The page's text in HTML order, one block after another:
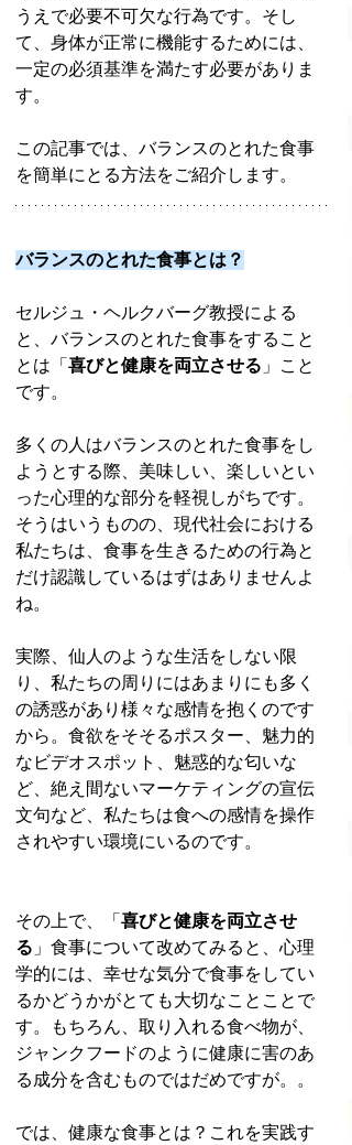
うえで必要不可欠な行為です。そし
て、身体が正常に機能するためには、
一定の必須基準を満たす必要がありま
す。
この記事では、バランスのとれた食事
を簡単にとる方法をご紹介します。
バランスのとれた食事とは？
セルジュ・ヘルクバーグ教授による
と、バランスのとれた食事をすること
とは「 喜びと健康を両立させる 」こと
です。
多くの人はバランスのとれた食事をし
ようとする際、美味しい、楽しいとい
った心理的な部分を軽視しがちです。
そうはいうものの、現代社会における
私たちは、食事を生きるための行為と
だけ認識しているはずはありませんよ
ね。
実際、仙人のような生活をしない限
り、私たちの周りにはあまりにも多く
の誘惑があり様々な感情を抱くのです
から。食欲をそそるポスター、魅力的
なビデオスポット、魅惑的な匂いな
ど、絶え間ないマーケティングの宣伝
文句など、私たちは食への感情を操作
されやすい環境にいるのです。
その上で、「 喜びと健康を両立させ
る 」食事について改めてみると、心理
学的には、幸せな気分で食事をしてい
るかどうかがとても大切なことことで
す。もちろん、取り入れる食べ物が、
ジャンクフードのように健康に害のあ
る成分を含むものではだめですが。。
では、健康な食事とは？これを実践す